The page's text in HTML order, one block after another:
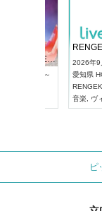
2026年9月13
愛知県 アート
UDO JAPAN
ピ